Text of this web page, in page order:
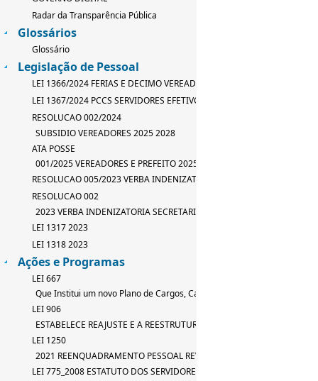
Radar da Transparência Pública
Glossários
Glossário
Legislação de Pessoal
LEI 1366/2024 FERIAS E DECIMO VEREADOR
LEI 1367/2024 PCCS SERVIDORES EFETIVOS
RESOLUCAO 002/2024
SUBSIDIO VEREADORES 2025 2028
ATA POSSE
001/2025 VEREADORES E PREFEITO 2025 2028
RESOLUCAO 005/2023 VERBA INDENIZATORIA
RESOLUCAO 002
2023 VERBA INDENIZATORIA SECRETARIO
LEI 1317 2023
LEI 1318 2023
Ações e Programas
LEI 667
Que Institui um novo Plano de Cargos, Carreira e Salarios
LEI 906
ESTABELECE REAJUSTE E A REESTRUTURAÇÃO DE TABELA DE
LEI 1250
2021 REENQUADRAMENTO PESSOAL REVISAO LEI 667_2015
LEI 775_2008 ESTATUTO DOS SERVIDORES